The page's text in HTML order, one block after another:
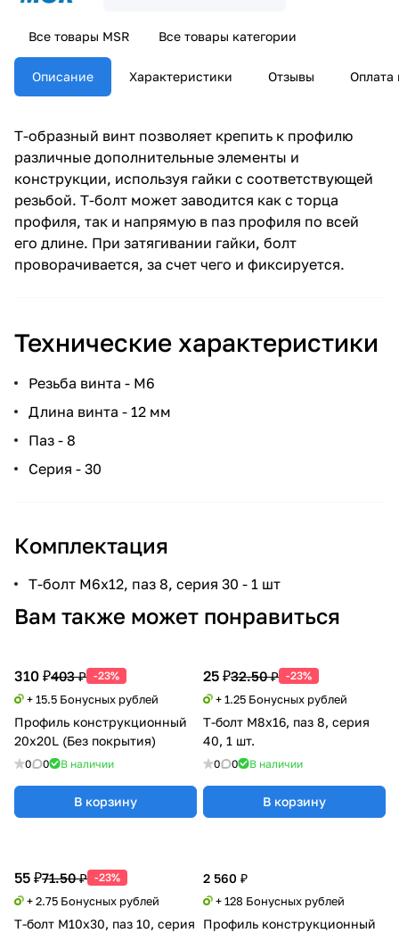
Все товары MSR Все товары категории
Описание Характеристики Отзывы Оплата
Т-образный винт позволяет крепить к профилю
различные дополнительные элементы и
конструкции, используя гайки с соответствующей
резьбой. Т-болт может заводится как с торца
профиля, так и напрямую в паз профиля по всей
его длине. При затягивании гайки, болт
проворачивается, за счет чего и фиксируется.
Технические характеристики
Резьба винта - М6
Длина винта - 12 мм
Паз - 8
Серия - 30
Комплектация
Т-болт М6х12, паз 8, серия 30 - 1 шт
Вам также может понравиться
310 ₽403 ₽ -23%
+ 15.5 Бонусных рублей
Профиль конструкционный
20х20L (Без покрытия)
0 0 В наличии
В корзину
25 ₽32.50 ₽ -23%
+ 1.25 Бонусных рублей
Т-болт М8х16, паз 8, серия
40, 1 шт.
0 0 В наличии
В корзину
2 560 ₽
+ 128 Бонусных рублей
Профиль конструкционный
55 ₽71.50 ₽ -23%
+ 2.75 Бонусных рублей
Т-болт М10х30, паз 10, серия